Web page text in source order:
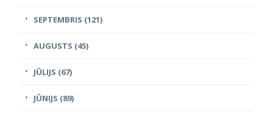
SEPTEMBRIS (121)
AUGUSTS (45)
JŪLIJS (67)
JŪNIJS (89)